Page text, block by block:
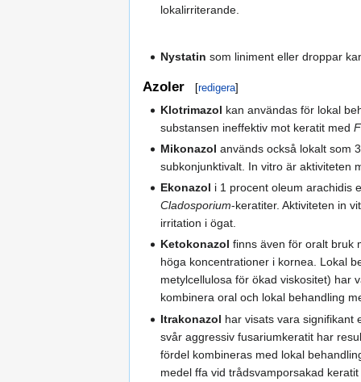
lokalirriterande.
Nystatin som liniment eller droppar
Azoler [redigera]
Klotrimazol kan användas för lokal
substansen ineffektiv mot keratit med
Mikonazol används också lokalt som
subkonjunktivalt. In vitro är aktiviteten
Ekonazol i 1 procent oleum arachidis
Cladosporium-keratiter. Aktiviteten in
irritation i ögat.
Ketokonazol finns även för oralt bruk
höga koncentrationer i kornea. Lokal
metylcellulosa för ökad viskositet) har
kombinera oral och lokal behandling
Itrakonazol har visats vara signifikant
svår aggressiv fusariumkeratit har
fördel kombineras med lokal
medel ffa vid trådsvamporsakad